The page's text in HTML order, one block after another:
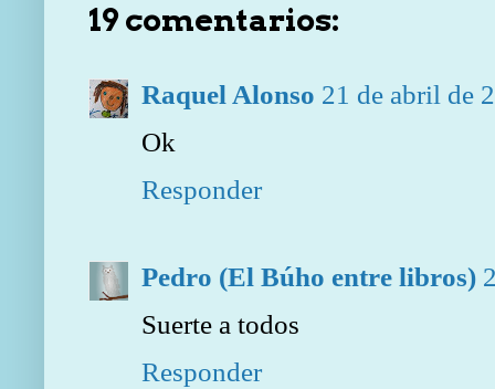
19 comentarios:
Raquel Alonso 21 de abril de
Ok
Responder
Pedro (El Búho entre libros)
Suerte a todos
Responder